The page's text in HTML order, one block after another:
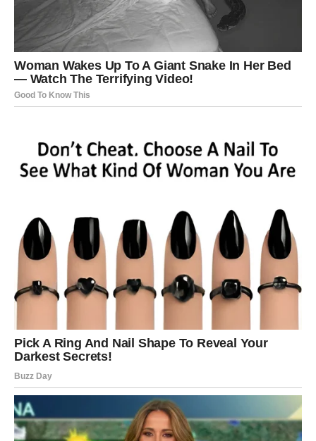
Zaključak
Peteljke paprike i domaći osvježivači zraka odličan su
primer kako male promene u svakodnevnim navikama
kuhinji i pravljenjem prirodnih proizvoda, ne samo da
štedite resurse već i doprinosite zdravijem i ukusnijem
načinu života. Isprobajte ove savete i uživajte u
jednostavnosti i inovativnosti!
Kako Koristiti Peteljke Paprike?